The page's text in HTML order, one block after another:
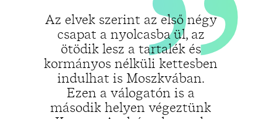
Az elvek szerint az első négy
csapat a nyolcasba ül, az
ötödik lesz a tartalék és
kormányos nélküli kettesben
indulhat is Moszkvában.
Ezen a válogatón is a
második helyen végeztünk